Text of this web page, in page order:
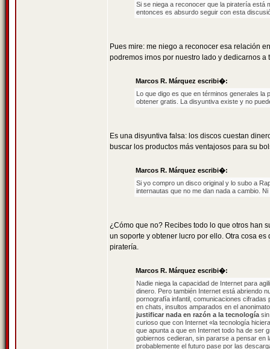
Si se niega a reconocer que la piratería está
entonces es absurdo seguir con esta
Pues mire: me niego a reconocer esa relación
podremos irnos por nuestro lado y dedicarnos a
Marcos R. Márquez escribi�:
Lo que digo es que en términos generales
obtener gratis. La disyuntiva existe y no
Es una disyuntiva falsa: los discos cuestan
buscar los productos más ventajosos para su
Marcos R. Márquez escribi�:
Si yo compro un disco original y lo subo a
internautas que no me dan nada a cambio.
¿Cómo que no? Recibes todo lo que otros han
un soporte y obtener lucro por ello. Otra cosa
piratería.
Marcos R. Márquez escribi�:
Nadie niega la capacidad de Internet para
dinero. Pero también Internet está abriendo
pornografía infantil, comunicaciones
en chats, insultos amparados en el
justificar nada en razón a la tecnología
curioso que con Internet «la tecnología
que apunta a que en Internet todo ha de ser
gobiernos cedieran, sin pararse a pensar en
probablemente el futuro pase por las